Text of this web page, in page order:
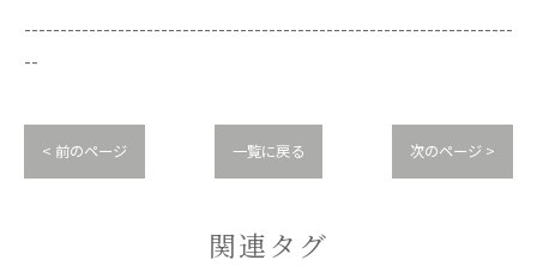
--------------------------------------------------------------------
--
< 前のページ 一覧に戻る 次のページ >
関連タグ